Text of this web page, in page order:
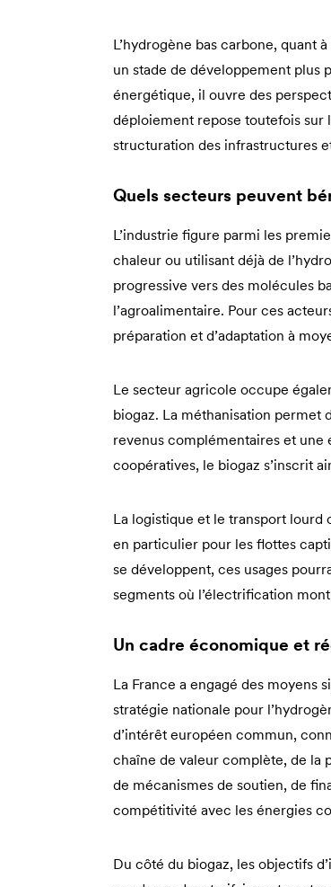
L’hydrogène bas carbone, quant
un stade de développement
énergétique, il ouvre des
déploiement repose toutefois sur
structuration des infrastructures
Quels secteurs peuvent
L’industrie figure parmi les
chaleur ou utilisant déjà de
progressive vers des molécules
l’agroalimentaire. Pour ces
préparation et d’adaptation à
Le secteur agricole occupe
biogaz. La méthanisation permet
revenus complémentaires et une
coopératives, le biogaz s’inscrit
La logistique et le transport lourd
en particulier pour les flottes
se développent, ces usages
segments où l’électrification
Un cadre économique et
La France a engagé des
stratégie nationale pour
d’intérêt européen commun,
chaîne de valeur complète, de la
de mécanismes de soutien, de
compétitivité avec les énergies
Du côté du biogaz, les objectifs